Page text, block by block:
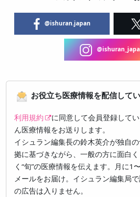
@ishuran.japan
お役立ち医療情報を配信して
利用規約
に同意して会員登録して
ん医療情報をお送りします。
イシュラン編集長の鈴木英介が独自
拠に基づきながら、一般の方に面白
く“旬”の医療情報を伝えます。月に1
メールをお届け。イシュラン編集局
の広告は入りません。